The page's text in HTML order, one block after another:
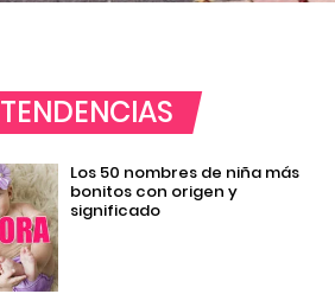
TENDENCIAS
Los 50 nombres de niña más
bonitos con origen y
significado